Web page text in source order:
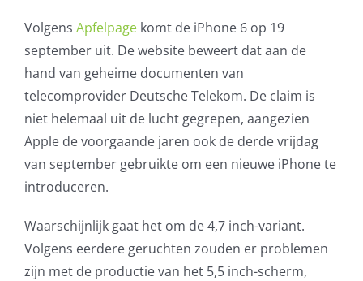
Volgens Apfelpagekomt de iPhone 6 op 19
september uit. De website beweert dat aan de
hand van geheime documenten van
telecomprovider Deutsche Telekom. De claim is
niet helemaal uit de lucht gegrepen, aangezien
Apple de voorgaande jaren ook de derde vrijdag
van september gebruikte om een nieuwe iPhone te
introduceren.
Waarschijnlijk gaat het om de 4,7 inch-variant.
Volgens eerdere geruchten zouden er problemen
zijn met de productie van het 5,5 inch-scherm,